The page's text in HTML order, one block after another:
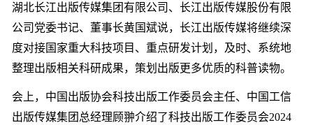
湖北长江出版传媒集团有限公司、长江出版传媒股份有限
公司党委书记、董事长黄国斌说，长江出版传媒将继续深
度对接国家重大科技项目、重点研发计划，及时、系统地
整理出版相关科研成果，策划出版更多优质的科普读物。
会上，中国出版协会科技出版工作委员会主任、中国工信
出版传媒集团总经理顾翀介绍了科技出版工作委员会2024